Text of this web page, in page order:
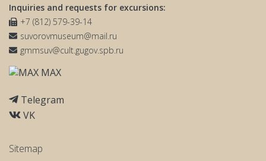
Inquiries and requests for excursions:
+7 (812) 579-39-14
suvorovmuseum@mail.ru
gmmsuv@cult.gugov.spb.ru
MAX
Telegram
VK
Sitemap